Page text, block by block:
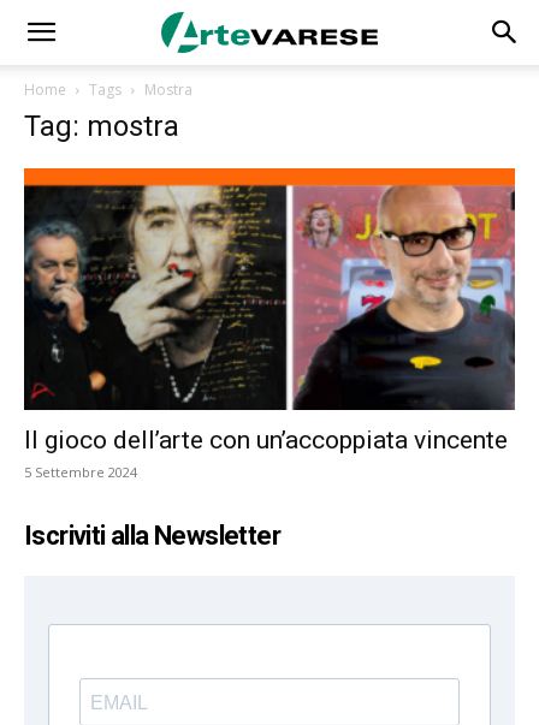
Home Tags Mostra
Tag: mostra
Il gioco dell’arte con un’accoppiata vincente
5 Settembre 2024
Iscriviti alla Newsletter